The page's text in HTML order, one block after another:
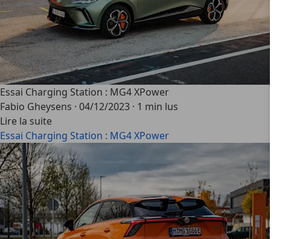
Essai Charging Station : MG4 XPower
Fabio Gheysens · 04/12/2023 · 1 min lus
Lire la suite
Essai Charging Station : MG4 XPower